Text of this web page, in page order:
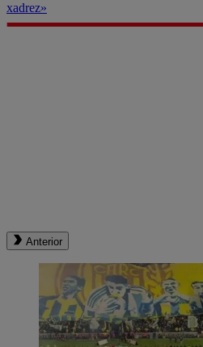
xadrez»
Anterior